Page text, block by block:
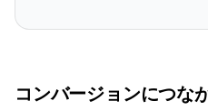
コンバージョンにつな